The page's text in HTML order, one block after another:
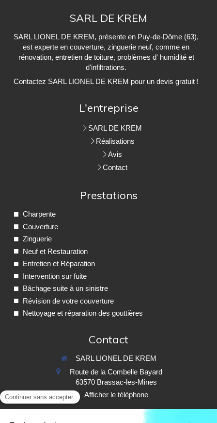
SARL DE KREM
SARL LIONEL DE KREM, présente en Puy-de-Dôme (63),
est experte en couverture, zinguerie neuf, comme en
rénovation, entretien de toiture, problèmes d' humidité et
d'infiltrations.
Contactez SARL LIONEL DE KREM pour un devis gratuit !
L'entreprise
SARL DE KREM
Réalisations
Avis
Contact
Prestations
Charpente
Couverture
Zinguerie
Neuf et Restauration
Entretien et Réparation
Intervention sur fuite
Bâchage suite à un sinistre
Révision de votre couverture
Nettoyage et réparation des gouttières
Contact
SARL LIONEL DE KREM
Route de la Combelle Bayard
63570 Brassac-les-Mines
Afficher le téléphone